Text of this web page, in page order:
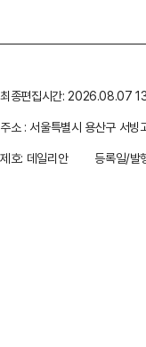
최종편집시간: 2026.08.07
주소 : 서울특별시 용산구 서
제호: 데일리안
등록일/